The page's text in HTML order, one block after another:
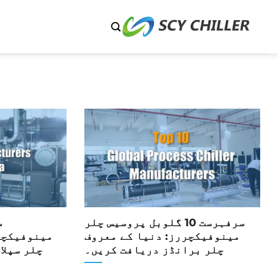
سرفہرست 10 گلوبل پروسیس چلر
مینوفیکچررز: دنیا کے معروف
چلر برانڈز دریافت کریں۔
چلر